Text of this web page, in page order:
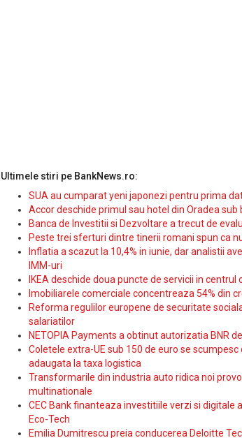
Ultimele stiri pe BankNews.ro:
SUA au cumparat yeni japonezi pentru prima
Accor deschide primul sau hotel din Oradea sub
Banca de Investitii si Dezvoltare a trecut de
Peste trei sferturi dintre tinerii romani spun ca
Inflatia a scazut la 10,4% in iunie, dar analistii
IMM-uri
IKEA deschide doua puncte de servicii in
Imobiliarele comerciale concentreaza 54% din
Reforma regulilor europene de securitate
salariatilor
NETOPIA Payments a obtinut autorizatia BNR
Coletele extra-UE sub 150 de euro se
adaugata la taxa logistica
Transformarile din industria auto ridica noi
multinationale
CEC Bank finanteaza investitiile verzi si digitale
Eco-Tech
Emilia Dumitrescu preia conducerea Deloitte